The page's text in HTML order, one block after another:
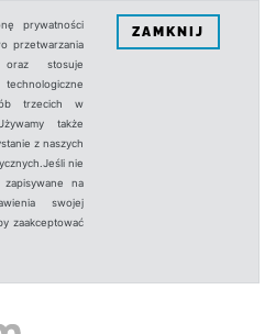
prywatności
przetwarzania
stosuje
trzecich w
także
z naszych
nie
na
swojej
zaakceptować
ZAMKNIJ